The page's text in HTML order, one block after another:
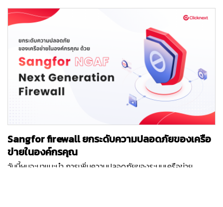
pickup-in-store (BOPIS) คือ รูปแบบที่ลูกค้าเลือกซื้อสินค้าผ่าน
ช่องทางออนไลน์ และไปรับสินค้าที่หน้าร้านค้าด้วยตนเอง Buy-
online-return-in-store (BORIS) คือ รูปแบบที่ลูกค้าเลือกซื้อสินค้า
ผ่านช่องทางออนไลน์ และรอสินค้าจัดส่งมาให้ที่บ้าน และหากลูกค้าไม่
พอใจในตัวสินค้า ก็สามารถนำสินค้ามาส่งคืนที่หน้าร้านได้ AI จะเป็น
กลไกที่อยู่เบื้องหลังของการจัดส่งสินค้าโดยอัตโนมัติเหล่านี้…
Kotlin Multiplatform คือ SDK ของ Kotlin ที่ทำให้ผู้พัฒนาสามารถ
เขียนในส่วนของ Application Logic และนำไปใช้ได้กับทั้ง Android
และ iOS โดยจะใช้ Android Studio เป็นเครื่องมือในการพัฒนา แต่
สำหรับการ Compile เพื่อนำไปใช้ต่อบน iOS ก็ยังจำเป็นต้องมี
XCode อยู่ในเครื่องเดียวกัน ทำให้การใช้ Kotlin Multiplatform จะ
ยังคงพัฒนาได้บนเครื่อง MacOS เท่านั้น สิ่งที่สามารถเขียนใน
Kotlin Multiplatform ได้เช่น การเขียน Logic ต่างๆภายใน
Application การเรียกเซอร์วิสต่างๆ และจัดการข้อมูลที่ได้รับมาให้
อยู่ในรูปแบบพร้อมใช้งาน การจัดเก็บและเรียกใช้งานข้อมูลในฐาน
ข้อมูล การกำหนดการตั้งค่าต่างๆในแอปพลิเคชัน เขียน Unit Test
เพื่อทดสอบความถูกต้องในการเขียน ข้อดี ? ลดต้นทุน จำนวนคน
และระยะเวลาในการพัฒนาโดยการเขียนครั้งเดียวและ Compile มา
เป็น .jar และ .framework เพื่อให้ iOS และ Android นำมาใช้งานต่อ
ได้ ทำให้เราแยกโค้ดในส่วนของ Application Logic และส่วนแสดง
Sangfor firewall ยกระดับความปลอดภัยของเครือ
ข่ายในองค์กรคุณ
วันนี้ผมจะมาแนะนำ การเพิ่มความปลอดภัยของระบบเครือข่าย